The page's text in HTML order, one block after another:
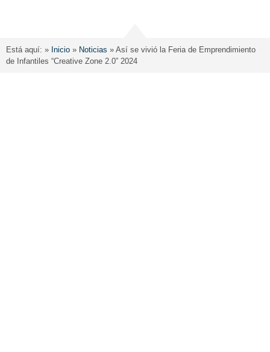
Está aquí: » Inicio » Noticias » Así se vivió la Feria de Emprendimiento
de Infantiles “Creative Zone 2.0” 2024